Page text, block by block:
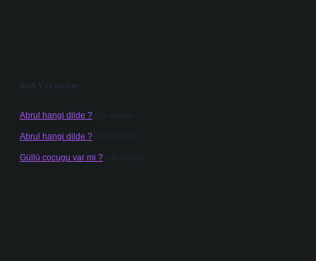
Son Yorumlar
Abrul hangi dilde ? için admin
Abrul hangi dilde ? için Gülten
Güllü cocugu var mi ? için admin